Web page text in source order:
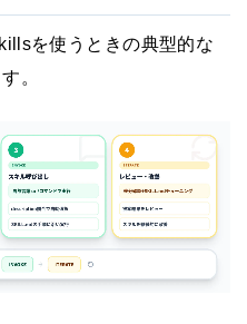
を使うときの典型的な
。